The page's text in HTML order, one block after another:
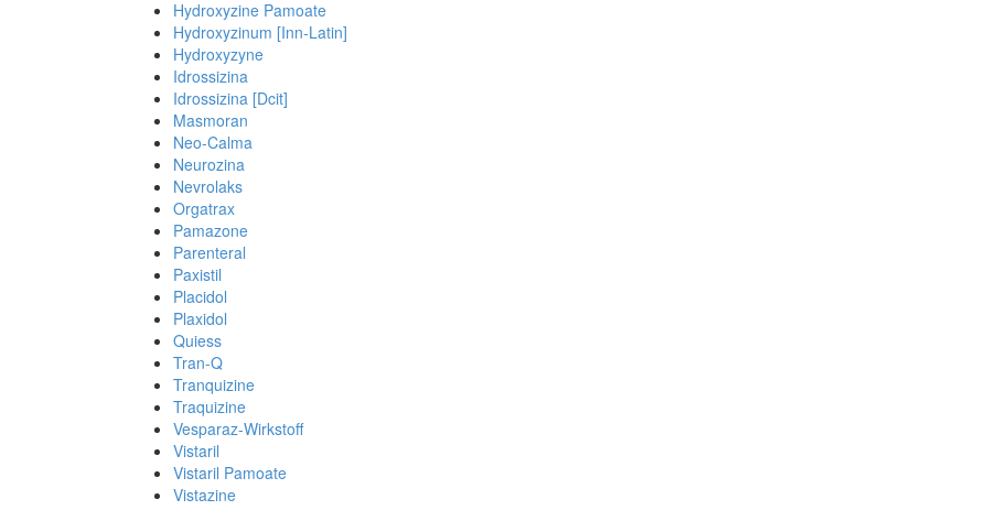
Hydroxyzine Pamoate
Hydroxyzinum [Inn-Latin]
Hydroxyzyne
Idrossizina
Idrossizina [Dcit]
Masmoran
Neo-Calma
Neurozina
Nevrolaks
Orgatrax
Pamazone
Parenteral
Paxistil
Placidol
Plaxidol
Quiess
Tran-Q
Tranquizine
Traquizine
Vesparaz-Wirkstoff
Vistaril
Vistaril Pamoate
Vistazine